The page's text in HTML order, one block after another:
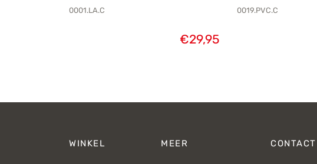
0001.LA.C
€29,95
0019.PVC.C
WINKEL MEER CONTACT